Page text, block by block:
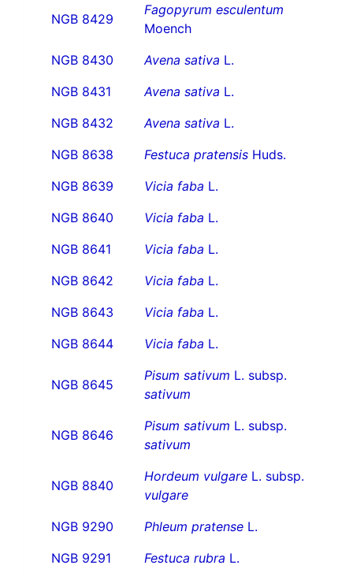
NGB 8429
Fagopyrum esculentum
Moench
NGB 8430
Avena sativa L.
NGB 8431
Avena sativa L.
NGB 8432
Avena sativa L.
NGB 8638
Festuca pratensis Huds.
NGB 8639
Vicia faba L.
NGB 8640
Vicia faba L.
NGB 8641
Vicia faba L.
NGB 8642
Vicia faba L.
NGB 8643
Vicia faba L.
NGB 8644
Vicia faba L.
NGB 8645
Pisum sativum L. subsp.
sativum
NGB 8646
Pisum sativum L. subsp.
sativum
NGB 8840
Hordeum vulgare L. subsp.
vulgare
NGB 9290
Phleum pratense L.
NGB 9291
Festuca rubra L.